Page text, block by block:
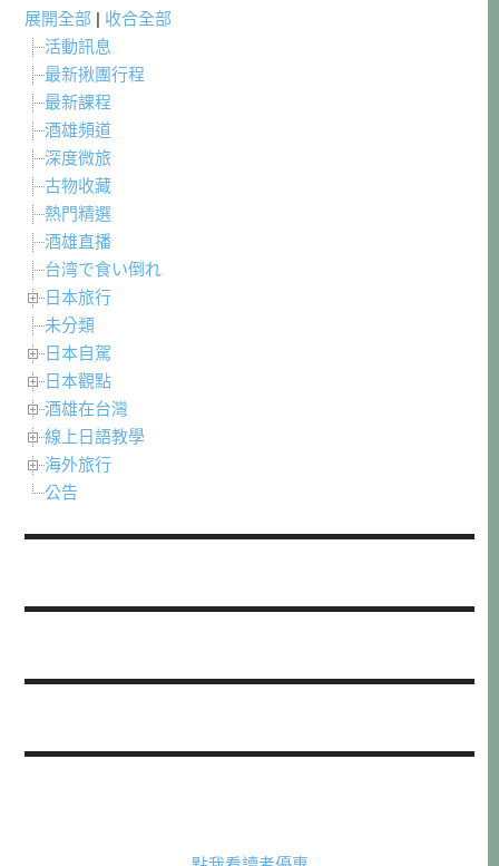
展開全部 | 收合全部
活動訊息
最新揪團行程
最新課程
酒雄頻道
深度微旅
古物收藏
熱門精選
酒雄直播
台湾で食い倒れ
日本旅行
未分類
日本自駕
日本觀點
酒雄在台灣
線上日語教學
海外旅行
公告